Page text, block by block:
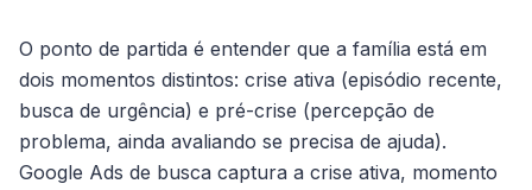
O ponto de partida é entender que a família está em
dois momentos distintos: crise ativa (episódio recente,
busca de urgência) e pré-crise (percepção de
problema, ainda avaliando se precisa de ajuda).
Google Ads de busca captura a crise ativa, momento